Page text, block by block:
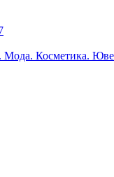
Мода. Косметика.